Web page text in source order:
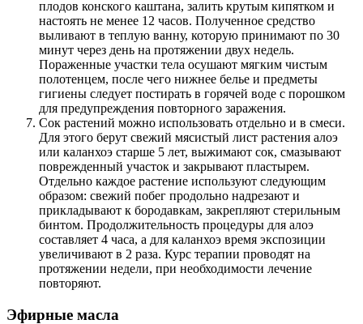
плодов конского каштана, залить крутым кипятком и
настоять не менее 12 часов. Полученное средство
выливают в теплую ванну, которую принимают по 30
минут через день на протяжении двух недель.
Пораженные участки тела осушают мягким чистым
полотенцем, после чего нижнее белье и предметы
гигиены следует постирать в горячей воде с порошком
для предупреждения повторного заражения.
Сок растений можно использовать отдельно и в смеси.
Для этого берут свежий мясистый лист растения алоэ
или каланхоэ старше 5 лет, выжимают сок, смазывают
поврежденный участок и закрывают пластырем.
Отдельно каждое растение используют следующим
образом: свежий побег продольно надрезают и
прикладывают к бородавкам, закрепляют стерильным
бинтом. Продолжительность процедуры для алоэ
составляет 4 часа, а для каланхоэ время экспозиции
увеличивают в 2 раза. Курс терапии проводят на
протяжении недели, при необходимости лечение
повторяют.
Эфирные масла